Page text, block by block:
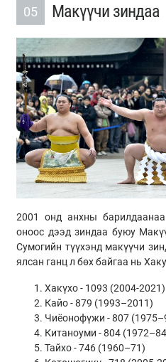
05 Макүүчи зиндаа
2001 онд анхны
оноос дээд зиндаа буюу
Сумогийн түүхэнд макүүчи
ялсан ганц л бөх байгаа нь
Хакүхо - 1093 (2004-2021)
Кайо - 879 (1993–2011)
Чиёонофүжи - 807
Китаноуми - 804
Тайхо - 746 (1960–71)